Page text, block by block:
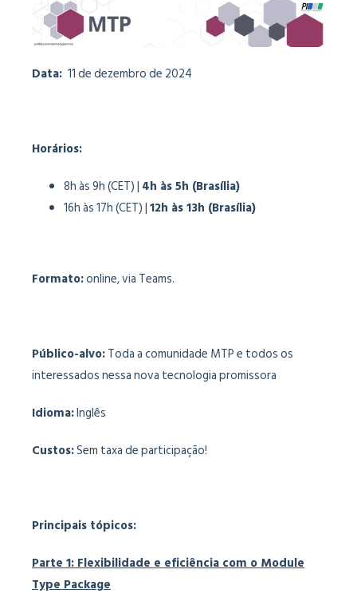
Data: 11 de dezembro de 2024
Horários:
8h às 9h (CET) | 4h às 5h (Brasília)
16h às 17h (CET) |12h às 13h (Brasília)
Formato:online, via Teams.
Público-alvo:Toda a comunidade MTP e todos os
interessados ​​nessa nova tecnologia promissora
Idioma:Inglês
Custos:Sem taxa de participação!
Principais tópicos:
Parte 1: Flexibilidade e eficiência com o Module
Type Package